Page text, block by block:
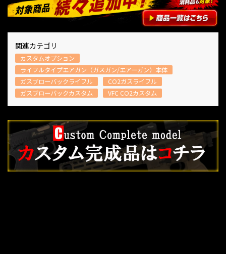
関連カテゴリ
カスタムオプション
ライフルタイプエアガン（ガスガン/エアーガン）本体
ガスブローバックライフル
CO2ガスライフル
ガスブローバックカスタム
VFC CO2カスタム